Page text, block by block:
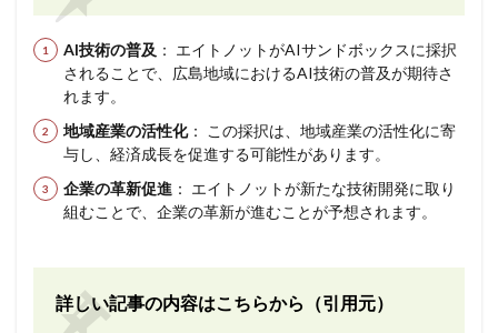
AI技術の普及 ： エイトノットがAIサンドボックスに採択
されることで、広島地域におけるAI技術の普及が期待さ
れます。
地域産業の活性化： この採択は、地域産業の活性化に寄
与し、経済成長を促進する可能性があります。
企業の革新促進 ： エイトノットが新たな技術開発に取り
組むことで、企業の革新が進むことが予想されます。
詳しい記事の内容はこちらから（引用元）